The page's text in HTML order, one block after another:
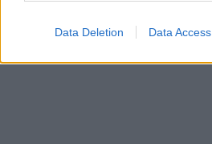
Data Deletion Data Access